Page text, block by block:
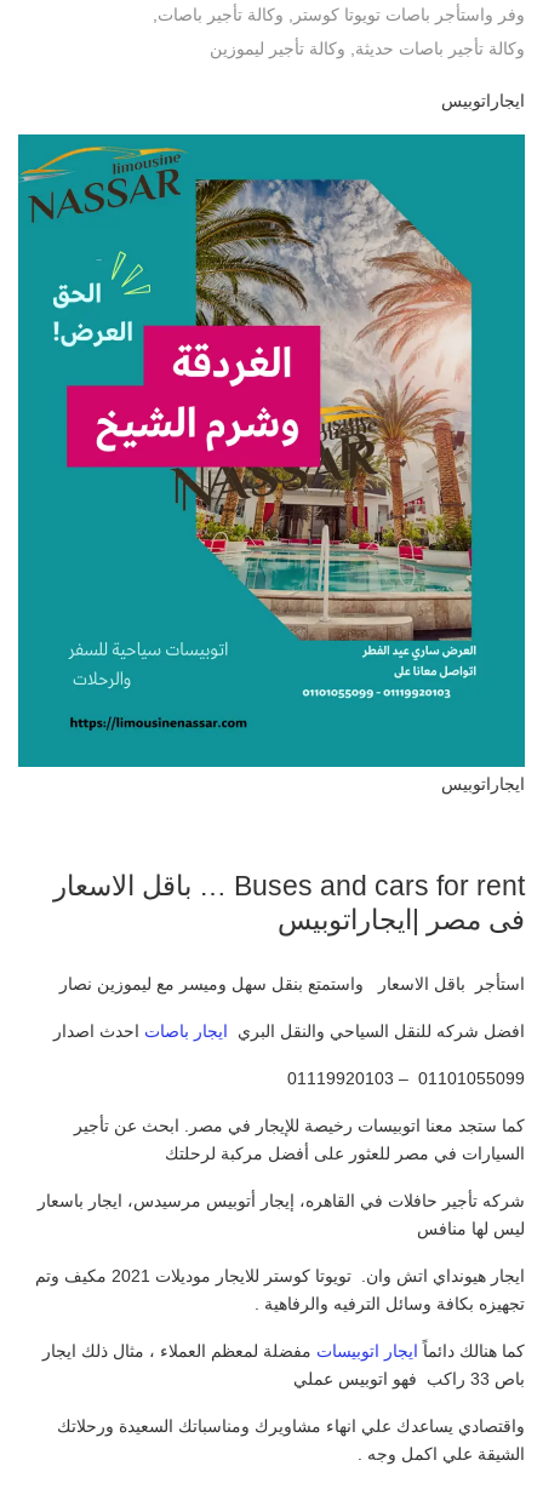
وفر واستأجر باصات تويوتا كوستر
وكالة تأجير باصات
وكالة تأجير باصات حديثة
وكالة تأجير ليموزين
ايجاراتوبيس
ايجاراتوبيس
Buses and cars for rent … باقل الاسعار
فى مصر |ايجاراتوبيس
استأجر باقل الاسعار واستمتع بنقل سهل وميسر مع ليموزين نصار
افضل شركه للنقل السياحي والنقل البري ايجار باصات احدث اصدار
01101055099 – 01119920103
كما ستجد معنا اتوبيسات رخيصة للإيجار في مصر. ابحث عن تأجير
السيارات في مصر للعثور على أفضل مركبة لرحلتك
شركه تأجير حافلات في القاهره، إيجار أتوبيس مرسيدس، ايجار باسعار
ليس لها منافس
ايجار هيونداي اتش وان. تويوتا كوستر للايجار موديلات 2021 مكيف وتم
تجهيزه بكافة وسائل الترفيه والرفاهية .
كما هنالك دائماً ايجار اتوبيسات مفضلة لمعظم العملاء ، مثال ذلك ايجار
باص 33 راكب فهو اتوبيس عملي
واقتصادي يساعدك علي انهاء مشاويرك ومناسباتك السعيدة ورحلاتك
الشيقة علي اكمل وجه .